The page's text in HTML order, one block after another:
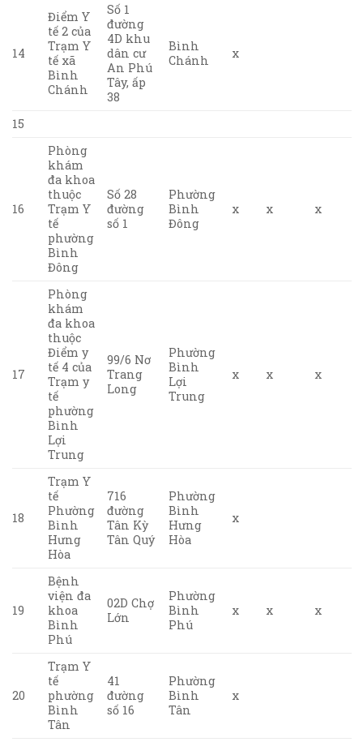
14
Điểm Y
tế 2 của
Trạm Y
tế xã
Bình
Chánh
Số 1
đường
4D khu
dân cư
An Phú
Tây, ấp
38
Bình
Chánh
x
15
16
Phòng
khám
đa khoa
thuộc
Trạm Y
tế
phường
Bình
Đông
Số 28
đường
số 1
Phường
Bình
Đông
x x x
17
Phòng
khám
đa khoa
thuộc
Điểm y
tế 4 của
Trạm y
tế
phường
Bình
Lợi
Trung
99/6 Nơ
Trang
Long
Phường
Bình
Lợi
Trung
x x x
18
Trạm Y
tế
Phường
Bình
Hưng
Hòa
716
đường
Tân Kỳ
Tân Quý
Phường
Bình
Hưng
Hòa
x
19
Bệnh
viện đa
khoa
Bình
Phú
02D Chợ
Lớn
Phường
Bình
Phú
x x x
20
Trạm Y
tế
phường
Bình
Tân
41
đường
số 16
Phường
Bình
Tân
x